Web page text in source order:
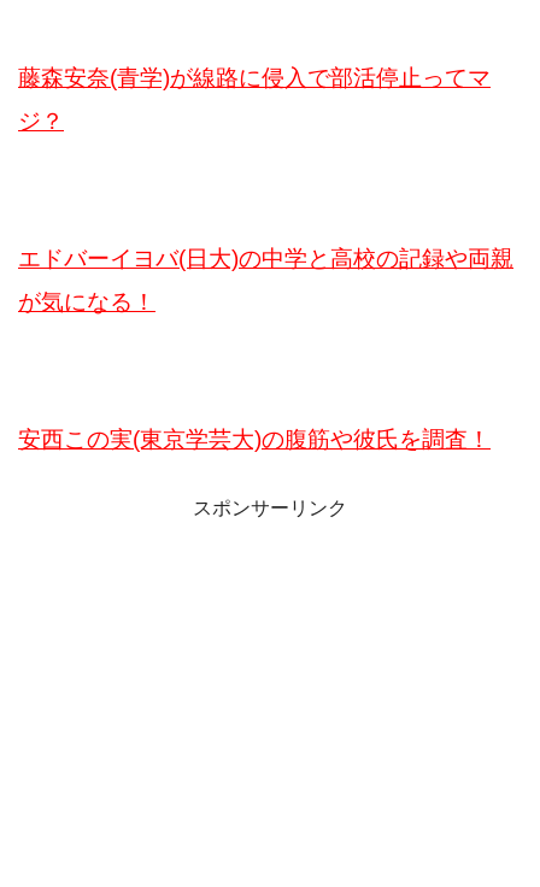
藤森安奈(青学)が線路に侵入で部活停止ってマ
ジ？
エドバーイヨバ(日大)の中学と高校の記録や両親
が気になる！
安西この実(東京学芸大)の腹筋や彼氏を調査！
スポンサーリンク